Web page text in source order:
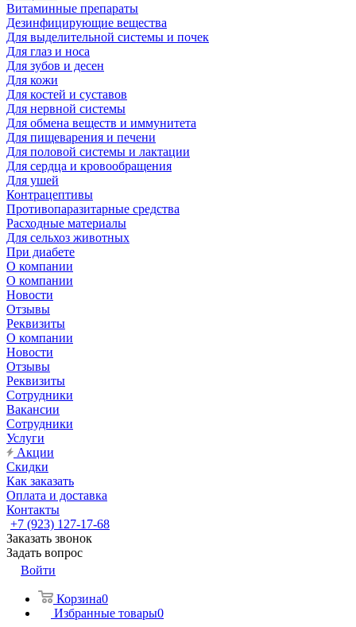
Витаминные препараты
Дезинфицирующие вещества
Для выделительной системы и почек
Для глаз и носа
Для зубов и десен
Для кожи
Для костей и суставов
Для нервной системы
Для обмена веществ и иммунитета
Для пищеварения и печени
Для половой системы и лактации
Для сердца и кровообращения
Для ушей
Контрацептивы
Противопаразитарные средства
Расходные материалы
Для сельхоз животных
При диабете
О компании
О компании
Новости
Отзывы
Реквизиты
О компании
Новости
Отзывы
Реквизиты
Сотрудники
Вакансии
Сотрудники
Услуги
Акции
Скидки
Как заказать
Оплата и доставка
Контакты
+7 (923) 127-17-68
Заказать звонок
Задать вопрос
Войти
Корзина0
Избранные товары0